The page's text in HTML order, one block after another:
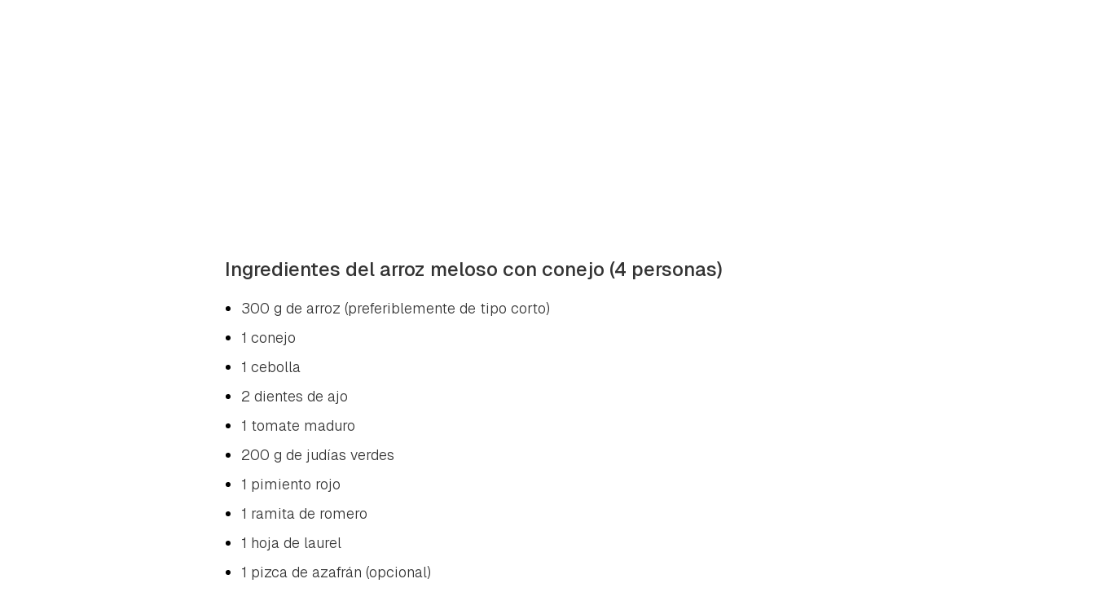
Ingredientes del arroz meloso con conejo (4 personas)
300 g de arroz (preferiblemente de tipo corto)
1 conejo
1 cebolla
2 dientes de ajo
1 tomate maduro
200 g de judías verdes
1 pimiento rojo
1 ramita de romero
1 hoja de laurel
1 pizca de azafrán (opcional)